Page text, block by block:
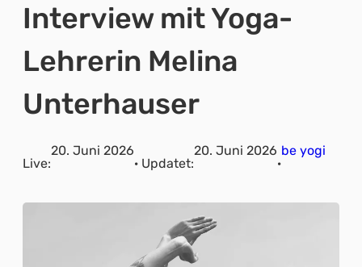
Interview mit Yoga-
Lehrerin Melina
Unterhauser
Live:
20. Juni 2026
· Updatet:
20. Juni 2026
·
be yogi